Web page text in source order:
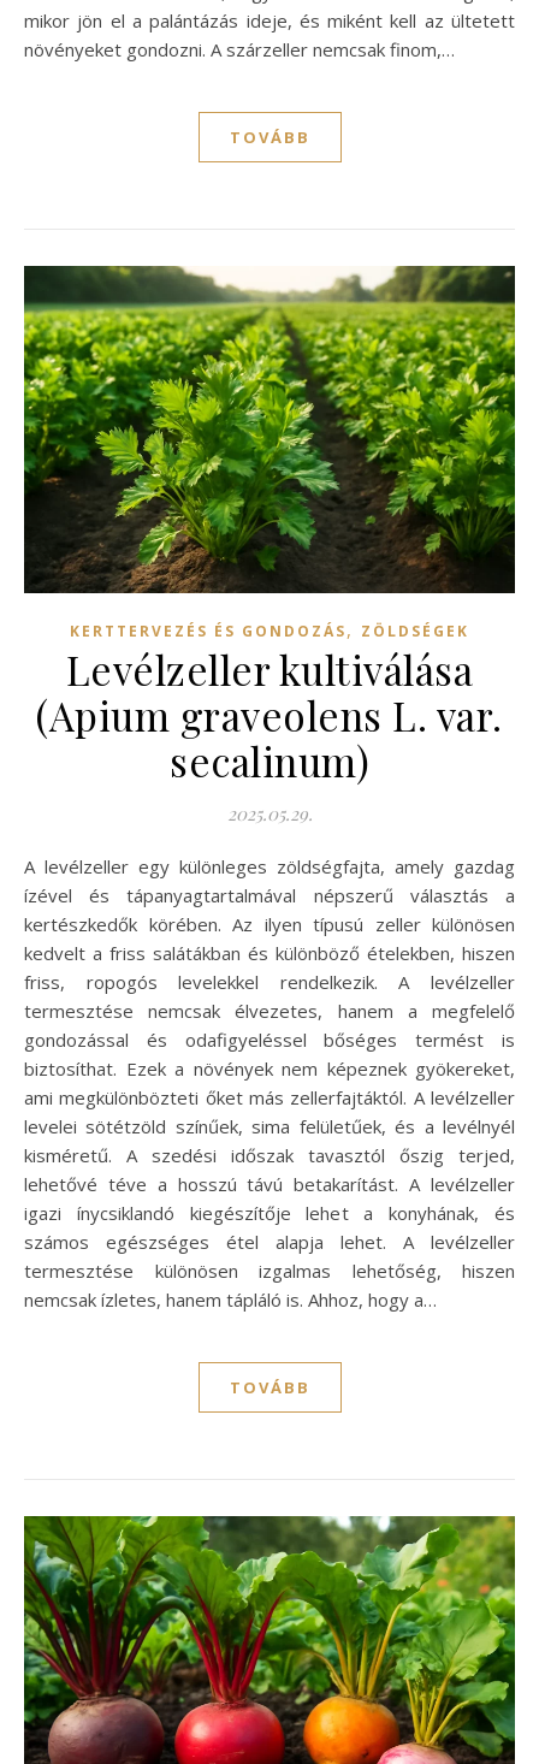
mikor jön el a palántázás ideje, és miként kell az ültetett
növényeket gondozni. A szárzeller nemcsak finom,…
TOVÁBB
KERTTERVEZÉS ÉS GONDOZÁS, ZÖLDSÉGEK
Levélzeller kultiválása
(Apium graveolens L. var.
secalinum)
2025.05.29.
A levélzeller egy különleges zöldségfajta, amely gazdag
ízével és tápanyagtartalmával népszerű választás a
kertészkedők körében. Az ilyen típusú zeller különösen
kedvelt a friss salátákban és különböző ételekben, hiszen
friss, ropogós levelekkel rendelkezik. A levélzeller
termesztése nemcsak élvezetes, hanem a megfelelő
gondozással és odafigyeléssel bőséges termést is
biztosíthat. Ezek a növények nem képeznek gyökereket,
ami megkülönbözteti őket más zellerfajtáktól. A levélzeller
levelei sötétzöld színűek, sima felületűek, és a levélnyél
kisméretű. A szedési időszak tavasztól őszig terjed,
lehetővé téve a hosszú távú betakarítást. A levélzeller
igazi ínycsiklandó kiegészítője lehet a konyhának, és
számos egészséges étel alapja lehet. A levélzeller
termesztése különösen izgalmas lehetőség, hiszen
nemcsak ízletes, hanem tápláló is. Ahhoz, hogy a…
TOVÁBB